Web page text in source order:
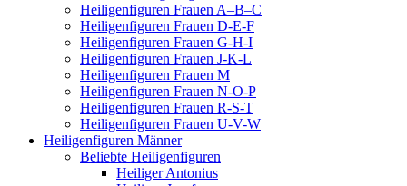
Heiligenfiguren Frauen A–B–C
Heiligenfiguren Frauen D-E-F
Heiligenfiguren Frauen G-H-I
Heiligenfiguren Frauen J-K-L
Heiligenfiguren Frauen M
Heiligenfiguren Frauen N-O-P
Heiligenfiguren Frauen R-S-T
Heiligenfiguren Frauen U-V-W
Heiligenfiguren Männer
Beliebte Heiligenfiguren
Heiliger Antonius